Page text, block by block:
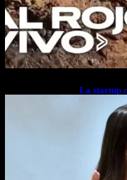
La startup
estrés